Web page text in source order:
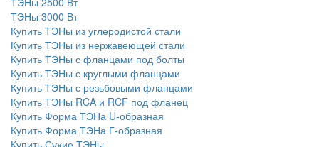
ТЭНы 3000 Вт
Купить ТЭНы из углеродистой стали
Купить ТЭНы из нержавеющей стали
Купить ТЭНы с фланцами под болты
Купить ТЭНы с круглыми фланцами
Купить ТЭНы с резьбовыми фланцами
Купить ТЭНы RCA и RCF под фланец
Купить Форма ТЭНа U-образная
Купить Форма ТЭНа Г-образная